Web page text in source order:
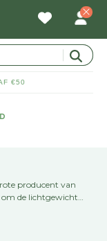
€50
producent van
de lichtgewicht
designs